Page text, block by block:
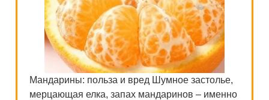
Мандарины: польза и вред Шумное застолье,
мерцающая елка, запах мандаринов – именно